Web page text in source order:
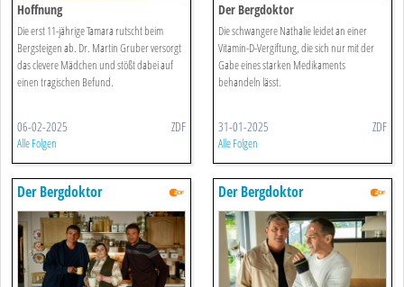
Hoffnung
Die erst 11-jährige Tamara rutscht beim
Bergsteigen ab. Dr. Martin Gruber versorgt
das clevere Mädchen und stößt dabei auf
einen tragischen Befund.
06-02-2025 ZDF
Alle Folgen
Der Bergdoktor
Die schwangere Nathalie leidet an einer
Vitamin-D-Vergiftung, die sich nur mit der
Gabe eines starken Medikaments
behandeln lässt.
31-01-2025 ZDF
Alle Folgen
Der Bergdoktor Der Bergdoktor